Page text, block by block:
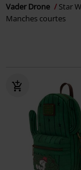
Vader Drone Star
Manches courtes